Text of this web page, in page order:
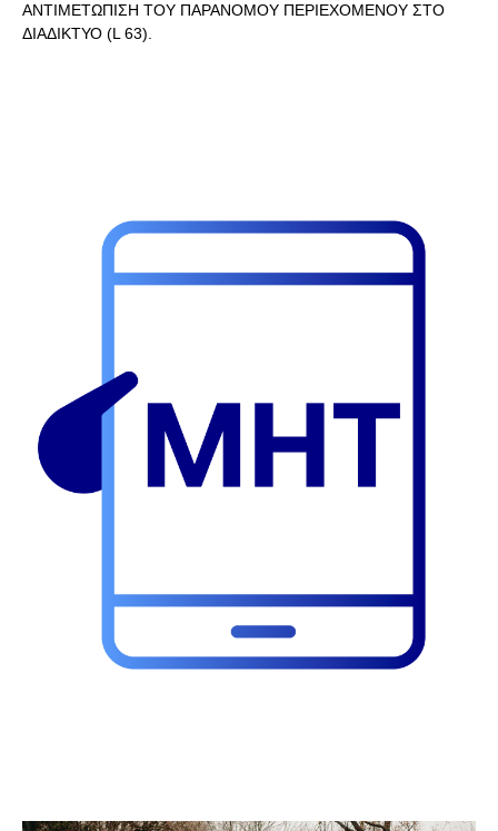
ΑΝΤΙΜΕΤΩΠΙΣΗ ΤΟΥ ΠΑΡΑΝΟΜΟΥ ΠΕΡΙΕΧΟΜΕΝΟΥ ΣΤΟ
ΔΙΑΔΙΚΤΥΟ (L 63).